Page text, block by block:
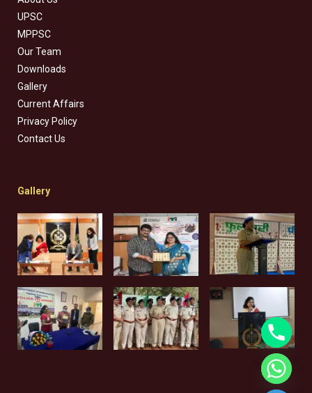
UPSC
MPPSC
Our Team
Downloads
Gallery
Current Affairs
Privacy Policy
Contact Us
Gallery